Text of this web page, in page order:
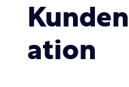
ation